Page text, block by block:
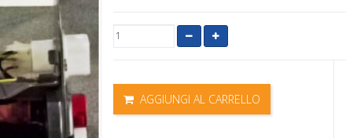
AGGIUNGI AL CARRELLO